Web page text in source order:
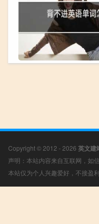
Copyright © 2012 - 2026 英文建
声明：本站内容来自互联网，如
本站仅为个人兴趣爱好，不接盈